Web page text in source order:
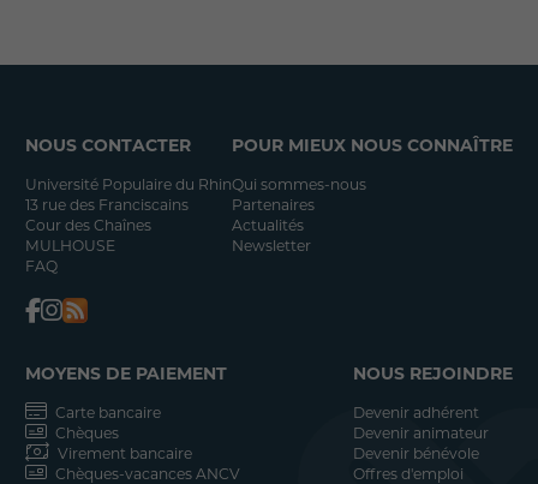
NOUS CONTACTER
Université Populaire du Rhin
13 rue des Franciscains
Cour des Chaînes
MULHOUSE
FAQ
POUR MIEUX NOUS CONNAÎTRE
Qui sommes-nous
Partenaires
Actualités
Newsletter
MOYENS DE PAIEMENT
Carte bancaire
Chèques
Virement bancaire
Chèques-vacances ANCV
NOUS REJOINDRE
Devenir adhérent
Devenir animateur
Devenir bénévole
Offres d'emploi